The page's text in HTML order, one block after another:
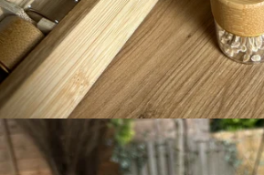
perfect cadeau
FEGGIES
ZADENSETS